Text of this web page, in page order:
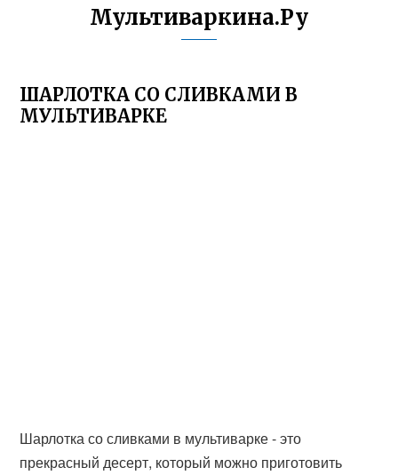
Мультиваркина.Ру
ШАРЛОТКА СО СЛИВКАМИ В
МУЛЬТИВАРКЕ
Шарлотка со сливками в мультиварке - это
прекрасный десерт, который можно приготовить